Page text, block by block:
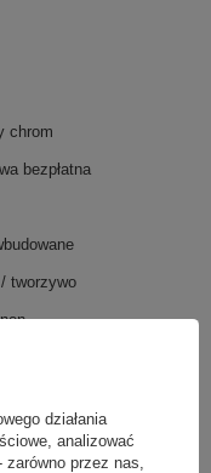
sufitowa piątka
oświetlenie w
kolekcji
zaletami!
chrom
bezpłatna
tworzywo
suche - IP 20
działania
analizować
przez nas,